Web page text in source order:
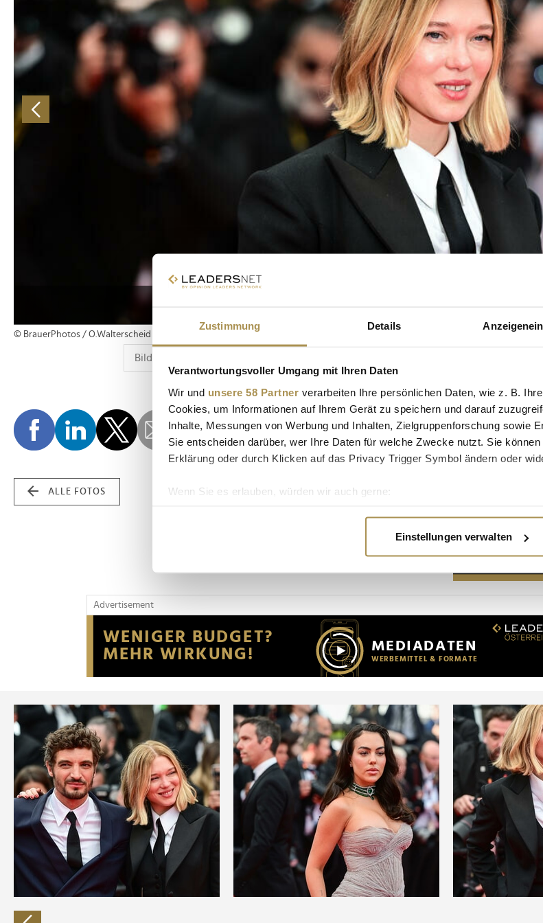
Zustimmung Details
Verantwortungsvoller Umgang mit Ihren Daten
Wir und unsere 58 Partner verarbeiten Ihre persönlichen Daten, wie z. B.
Cookies, um Informationen auf Ihrem Gerät zu speichern und darauf
Inhalte, Messungen von Werbung und Inhalten, Zielgruppenforschung sowie
Sie entscheiden darüber, wer Ihre Daten für welche Zwecke nutzt. Sie
Erklärung oder durch Klicken auf das Privacy Trigger Symbol ändern oder
Wenn Sie es erlauben, würden wir auch gerne:
Erfahren Sie mehr darüber, wie Ihre persönlichen Daten verarbeitet werden,
Wir verwenden Cookies, um Inhalte und Anzeigen zu personalisieren,
Website an unsere Partner für soziale Medien, Werbung und Analysen weiter.
möglicherweise mit weiteren Daten zusammen, die Sie ihnen bereitgestellt
der Dienste gesammelt haben.
Einstellungen verwalten
© BrauerPhotos / O.Walterscheid
ALLE FOTOS
Advertisement
Advertisement